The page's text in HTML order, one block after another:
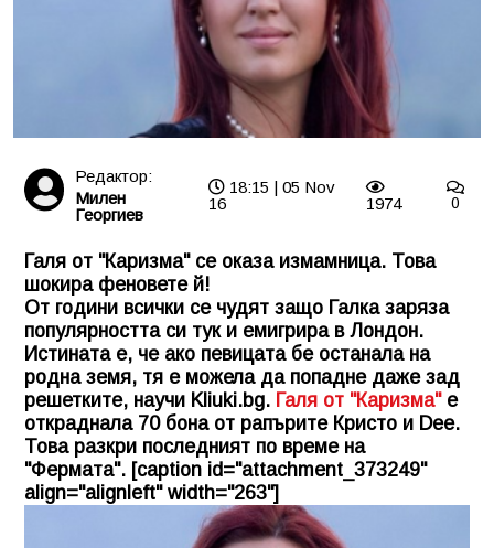
Редактор:
Милен
Георгиев
18:15 | 05 Nov
16
1974 0
Галя от "Каризма" се оказа измамница. Това
шокира феновете й!
От години всички се чудят защо Галка заряза
популярността си тук и емигрира в Лондон.
Истината е, че ако певицата бе останала на
родна земя, тя е можела да попадне даже зад
решетките, научи Kliuki.bg. Галя от "Каризма"е
откраднала 70 бона от рапърите Кристо и Dee.
Това разкри последният по време на
"Фермата". [caption id="attachment_373249"
align="alignleft" width="263"]